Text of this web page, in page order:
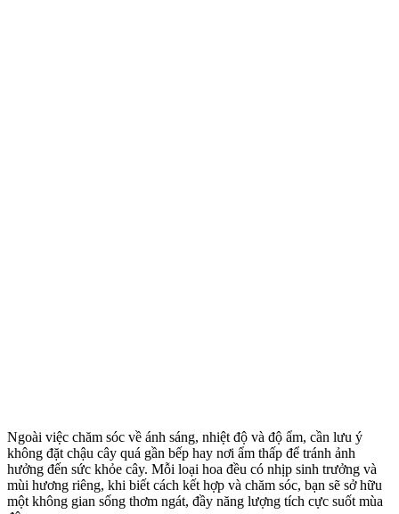
Ngoài việc chăm sóc về ánh sáng, nhiệt độ và độ ẩm, cần lưu ý
không đặt chậu cây quá gần bếp hay nơi ẩm thấp để tránh ảnh
hưởng đến sức khỏe cây. Mỗi loại hoa đều có nhịp sinh trưởng và
mùi hương riêng, khi biết cách kết hợp và chăm sóc, bạn sẽ sở hữu
một không gian sống thơm ngát, đầy năng lượng tích cực suốt mùa